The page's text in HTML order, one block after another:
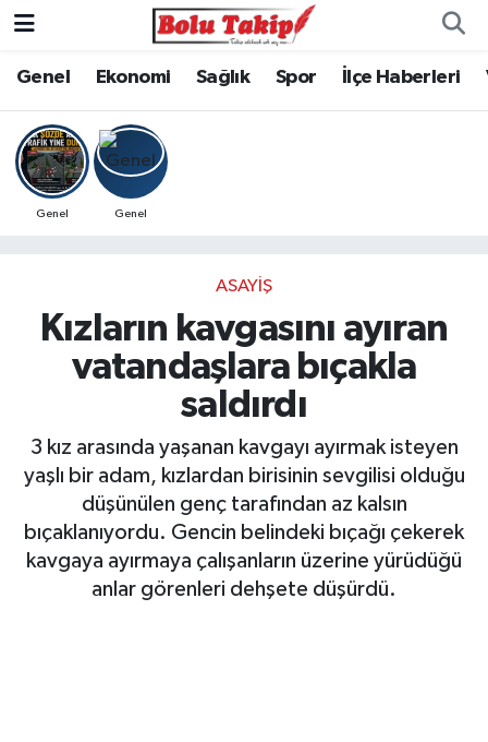
Genel Ekonomi Sağlık Spor İlçe Haberleri
Genel Genel
ASAYIŞ
Kızların kavgasını ayıran
vatandaşlara bıçakla
saldırdı
3 kız arasında yaşanan kavgayı ayırmak isteyen
yaşlı bir adam, kızlardan birisinin sevgilisi olduğu
düşünülen genç tarafından az kalsın
bıçaklanıyordu. Gencin belindeki bıçağı çekerek
kavgaya ayırmaya çalışanların üzerine yürüdüğü
anlar görenleri dehşete düşürdü.